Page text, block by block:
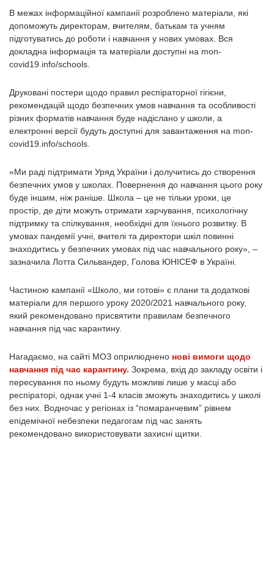
В межах інформаційної кампанії розроблено матеріали, які
допоможуть директорам, вчителям, батькам та учням
підготуватись до роботи і навчання у нових умовах. Вся
докладна інформація та матеріали доступні на mon-
covid19.info/schools.
Друковані постери щодо правил респіраторної гігієни,
рекомендацій щодо безпечних умов навчання та особливості
різних форматів навчання буде надіслано у школи, а
електронні версії будуть доступні для завантаження на mon-
covid19.info/schools.
«Ми раді підтримати Уряд України і долучитись до створення
безпечних умов у школах. Повернення до навчання цього року
буде іншим, ніж раніше. Школа – це не тільки уроки, це
простір, де діти можуть отримати харчування, психологічну
підтримку та спілкування, необхідні для їхнього розвитку. В
умовах пандемії учні, вчителі та директори шкіл повинні
знаходитись у безпечних умовах під час навчального року», –
зазначила Лотта Сильвандер, Голова ЮНІСЕФ в Україні.
Частиною кампанії «Школо, ми готові» є плани та додаткові
матеріали для першого уроку 2020/2021 навчального року,
який рекомендовано присвятити правилам безпечного
навчання під час карантину.
Нагадаємо, на сайті МОЗ оприлюднено нові вимоги щодо
навчання під час карантину. Зокрема, вхід до закладу освіти і
пересування по ньому будуть можливі лише у масці або
респіраторі, однак учні 1-4 класів зможуть знаходитись у школі
без них. Водночас у регіонах із “помаранчевим” рівнем
епідемічної небезпеки педагогам під час занять
рекомендовано використовувати захисні щитки.